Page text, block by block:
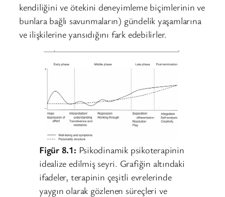
kendiliğini ve ötekini deneyimleme biçimlerinin ve
bunlara bağlı savunmaların) gündelik yaşamlarına
ve ilişkilerine yansıdığını fark edebilirler.
Figür 8.1: Psikodinamik psikoterapinin
idealize edilmiş seyri. Grafiğin altındaki
ifadeler, terapinin çeşitli evrelerinde
yaygın olarak gözlenen süreçleri ve